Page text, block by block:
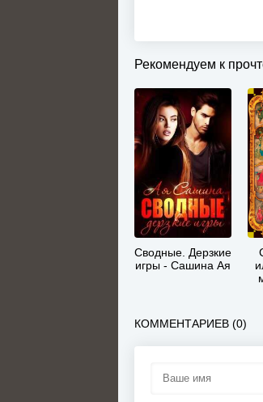
Рекомендуем к
Сводные. Дерзкие
игры - Сашина Ая
КОММЕНТАРИЕВ (0)